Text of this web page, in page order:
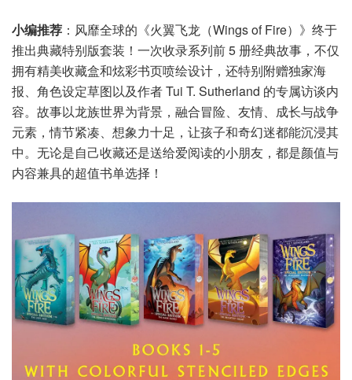
小编推荐 ：风靡全球的《火翼飞龙（Wings of Fire）》终于
推出典藏特别版套装！一次收录系列前 5 册经典故事，不仅
拥有精美收藏盒和炫彩书页喷绘设计，还特别附赠独家海
报、角色设定草图以及作者 Tui T. Sutherland 的专属访谈内
容。故事以龙族世界为背景，融合冒险、友情、成长与战争
元素，情节紧凑、想象力十足，让孩子和奇幻迷都能沉浸其
中。无论是自己收藏还是送给爱阅读的小朋友，都是颜值与
内容兼具的超值书单选择！